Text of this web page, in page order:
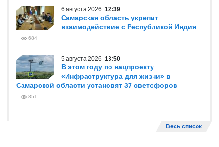
6 августа 2026 12:39
Самарская область укрепит
взаимодействие с Республикой Индия
684
5 августа 2026 13:50
В этом году по нацпроекту
«Инфраструктура для жизни» в
Самарской области установят 37 светофоров
851
Весь список